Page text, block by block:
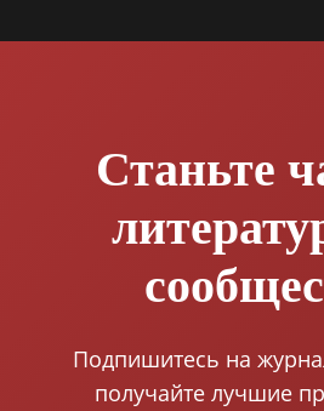
Станьте
Подпишитесь на
получайте лучшие